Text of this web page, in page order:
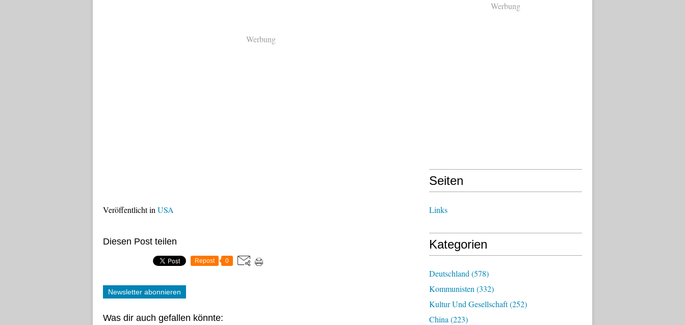
Werbung
Veröffentlicht in USA
Diesen Post teilen
Repost 0
Newsletter abonnieren
Was dir auch gefallen könnte:
Werbung
Seiten
Links
Kategorien
Deutschland (578)
Kommunisten (332)
Kultur Und Gesellschaft(252)
China (223)